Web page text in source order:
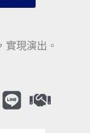
實現演出。